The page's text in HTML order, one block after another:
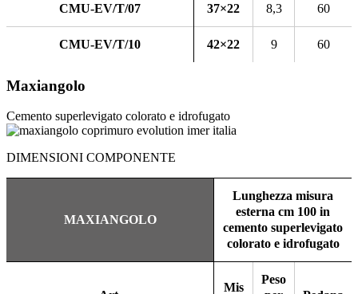
CMU-EV/T/07 37×22 8,3 60
CMU-EV/T/10 42×22 9 60
Maxiangolo
Cemento superlevigato colorato e idrofugato
DIMENSIONI COMPONENTE
MAXIANGOLO
Lunghezza misura
esterna cm 100 in
cemento superlevigato
colorato e idrofugato
Mis
Peso